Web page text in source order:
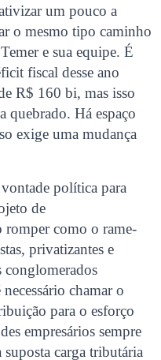
um pouco a
o mesmo tipo caminho
e sua equipe. É
fiscal desse ano
R$ 160 bi, mas isso
quebrado. Há espaço
exige uma mudança
política para
de
romper como o rame-
privatizantes e
conglomerados
chamar o
para o esforço
empresários sempre
carga tributária